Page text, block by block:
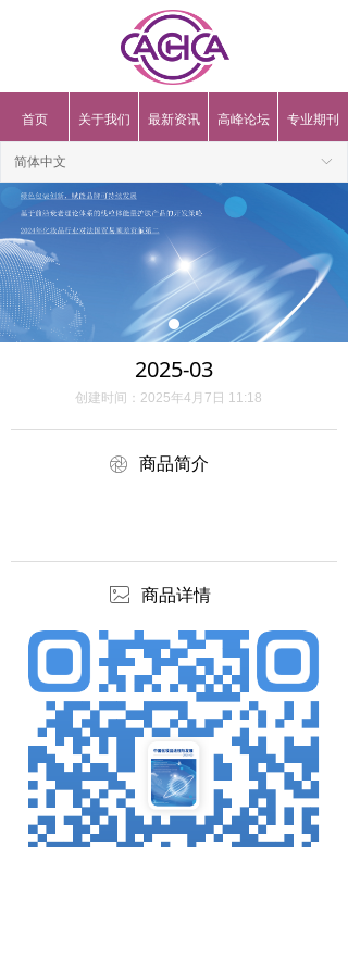
首页 关于我们 最新资讯 高峰论坛 专业期刊
ꀅ
简体中文
2025-03
商品简介
创建时间： 2025年4月7日 11:18
商品详情
ꁵ
ꂈ